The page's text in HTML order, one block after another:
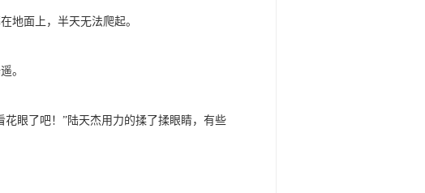
地面上，半天无法爬起。
。
眼了吧！”陆天杰用力的揉了揉眼睛，有些